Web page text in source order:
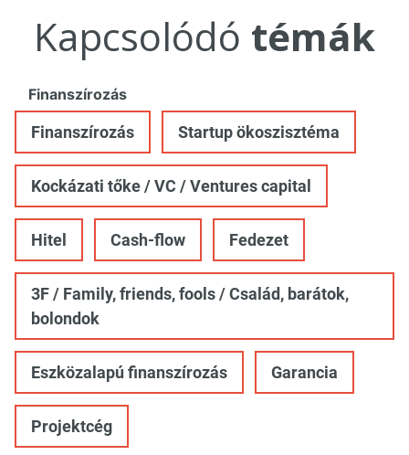
Kapcsolódó témák
Finanszírozás
Finanszírozás Startup ökoszisztéma
Kockázati tőke / VC / Ventures capital
Hitel Cash-flow Fedezet
3F / Family, friends, fools / Család, barátok,
bolondok
Eszközalapú finanszírozás Garancia
Projektcég